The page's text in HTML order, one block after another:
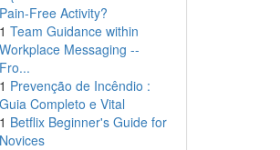
Pain-Free Activity?
1 Team Guidance within
Workplace Messaging --
Fro...
1 Prevenção de Incêndio :
Guia Completo e Vital
1 Betflix Beginner's Guide for
Novices